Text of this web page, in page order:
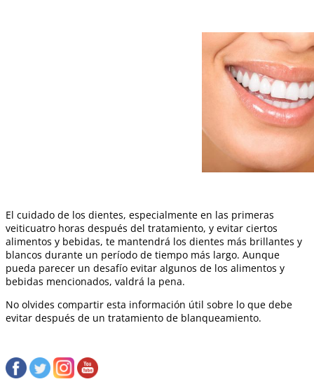
El cuidado de los dientes, especialmente en las primeras
veiticuatro horas después del tratamiento, y evitar ciertos
alimentos y bebidas, te mantendrá los dientes más brillantes y
blancos durante un período de tiempo más largo. Aunque
pueda parecer un desafío evitar algunos de los alimentos y
bebidas mencionados, valdrá la pena.
No olvides compartir esta información útil sobre lo que debe
evitar después de un tratamiento de blanqueamiento.